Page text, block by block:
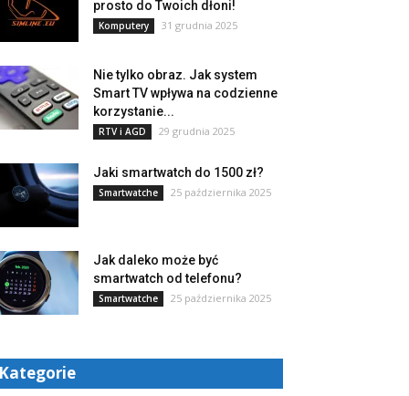
prosto do Twoich dłoni!
Komputery 31 grudnia 2025
Nie tylko obraz. Jak system
Smart TV wpływa na codzienne
korzystanie...
RTV i AGD 29 grudnia 2025
Jaki smartwatch do 1500 zł?
Smartwatche 25 października 2025
Jak daleko może być
smartwatch od telefonu?
Smartwatche 25 października 2025
Kategorie